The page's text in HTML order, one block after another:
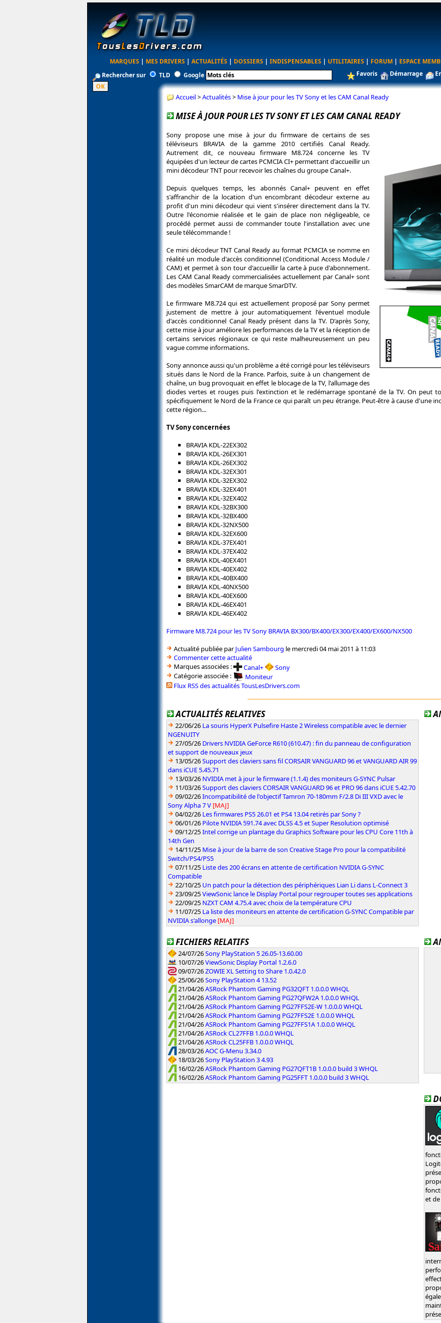
MARQUES | MES DRIVERS | ACTUALITÉS | DOSSIERS | INDISPENSABLES | UTILITAIRES | FORUM | ESPACE
Rechercher sur
TLD Google Favoris Démarrage
Accueil>Actualités> Mise à jour pour les TV Sony et les CAM Canal Ready
MISE À JOUR POUR LES TV SONY ET LES CAM CANAL READY
Sony propose une mise à jour du firmware de certains de ses
téléviseurs BRAVIA de la gamme 2010 certifiés Canal Ready.
Autrement dit, ce nouveau firmware M8.724 concerne les TV
équipées d'un lecteur de cartes PCMCIA CI+ permettant d'accueillir un
mini décodeur TNT pour recevoir les chaînes du groupe Canal+.
Depuis quelques temps, les abonnés Canal+ peuvent en effet
s'affranchir de la location d'un encombrant décodeur externe au
profit d'un mini décodeur qui vient s'insérer directement dans la TV.
Outre l'économie réalisée et le gain de place non négligeable, ce
procédé permet aussi de commander toute l'installation avec une
seule télécommande !
Ce mini décodeur TNT Canal Ready au format PCMCIA se nomme en
réalité un module d'accès conditionnel (Conditional Access Module /
CAM) et permet à son tour d'accueillir la carte à puce d'abonnement.
Les CAM Canal Ready commercialisées actuellement par Canal+ sont
des modèles SmarCAM de marque SmarDTV.
Le firmware M8.724 qui est actuellement proposé par Sony permet
justement de mettre à jour automatiquement l'éventuel module
d'accès conditionnel Canal Ready présent dans la TV. D'après Sony,
cette mise à jour améliore les performances de la TV et la réception de
certains services régionaux ce qui reste malheureusement un peu
vague comme informations.
Sony annonce aussi qu'un problème a été corrigé pour les téléviseurs
situés dans le Nord de la France. Parfois, suite à un changement de
chaîne, un bug provoquait en effet le blocage de la TV, l'allumage des
diodes vertes et rouges puis l'extinction et le redémarrage spontané de la TV. On peut
spécifiquement le Nord de la France ce qui paraît un peu étrange. Peut-être à cause d'une
cette région...
TV Sony concernées
BRAVIA KDL-22EX302
BRAVIA KDL-26EX301
BRAVIA KDL-26EX302
BRAVIA KDL-32EX301
BRAVIA KDL-32EX302
BRAVIA KDL-32EX401
BRAVIA KDL-32EX402
BRAVIA KDL-32BX300
BRAVIA KDL-32BX400
BRAVIA KDL-32NX500
BRAVIA KDL-32EX600
BRAVIA KDL-37EX401
BRAVIA KDL-37EX402
BRAVIA KDL-40EX401
BRAVIA KDL-40EX402
BRAVIA KDL-40BX400
BRAVIA KDL-40NX500
BRAVIA KDL-40EX600
BRAVIA KDL-46EX401
BRAVIA KDL-46EX402
Firmware M8.724 pour les TV Sony BRAVIA BX300/BX400/EX300/EX400/EX600/NX500
Actualité publiée parJulien Sambourg le mercredi 04 mai 2011 à 11:03
Commenter cette actualité
Marques associées :
Canal+
Sony
Catégorie associée :
Moniteur
Flux RSS des actualités TousLesDrivers.com
ACTUALITÉS RELATIVES
22/06/26 La souris HyperX Pulsefire Haste 2 Wireless compatible avec le dernier
NGENUITY
27/05/26 Drivers NVIDIA GeForce R610 (610.47) : fin du panneau de configuration
et support de nouveaux jeux
13/05/26Support des claviers sans fil CORSAIR VANGUARD 96 et VANGUARD AIR 99
dans iCUE 5.45.71
13/03/26 NVIDIA met à jour le firmware (1.1.4) des moniteurs G-SYNC Pulsar
11/03/26Support des claviers CORSAIR VANGUARD 96 et PRO 96 dans iCUE 5.42.70
09/02/26Incompatibilité de l'objectif Tamron 70-180mm F/2.8 Di III VXD avec le
Sony Alpha 7 V [MAJ]
04/02/26 Les firmwares PS5 26.01 et PS4 13.04 retirés par Sony ?
06/01/26 Pilote NVIDIA 591.74 avec DLSS 4.5 et Super Resolution optimisé
09/12/25Intel corrige un plantage du Graphics Software pour les CPU Core 11th à
14th Gen
14/11/25 Mise à jour de la barre de son Creative Stage Pro pour la compatibilité
Switch/PS4/PS5
07/11/25 Liste des 200 écrans en attente de certification NVIDIA G-SYNC
Compatible
22/10/25 Un patch pour la détection des périphériques Lian Li dans L-Connect 3
23/09/25ViewSonic lance le Display Portal pour regrouper toutes ses applications
22/09/25 NZXT CAM 4.75.4 avec choix de la température CPU
11/07/25 La liste des moniteurs en attente de certification G-SYNC Compatible par
NVIDIA s'allonge [MAJ]
FICHIERS RELATIFS
24/07/26Sony PlayStation 5 26.05-13.60.00
10/07/26ViewSonic Display Portal 1.2.6.0
09/07/26ZOWIE XL Setting to Share 1.0.42.0
25/06/26Sony PlayStation 4 13.52
21/04/26ASRock Phantom Gaming PG32QFT 1.0.0.0 WHQL
21/04/26ASRock Phantom Gaming PG27QFW2A 1.0.0.0 WHQL
21/04/26ASRock Phantom Gaming PG27FFS2E-W 1.0.0.0 WHQL
21/04/26ASRock Phantom Gaming PG27FFS2E 1.0.0.0 WHQL
21/04/26ASRock Phantom Gaming PG27FFS1A 1.0.0.0 WHQL
21/04/26ASRock CL27FFB 1.0.0.0 WHQL
21/04/26ASRock CL25FFB 1.0.0.0 WHQL
28/03/26AOC G-Menu 3.34.0
18/03/26Sony PlayStation 3 4.93
16/02/26ASRock Phantom Gaming PG27QFT1B 1.0.0.0 build 3 WHQL
16/02/26ASRock Phantom Gaming PG25FFT 1.0.0.0 build 3 WHQL
et